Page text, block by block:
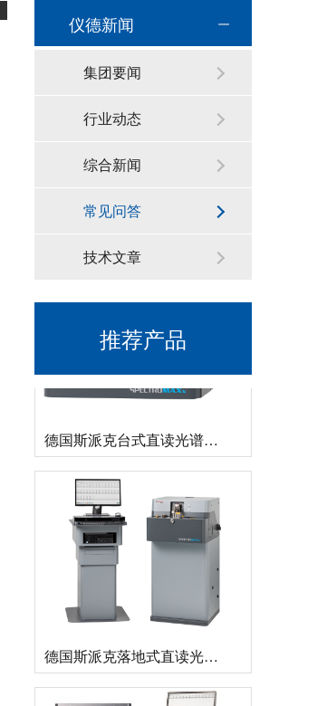
仪德新闻
集团要闻
行业动态
综合新闻
常见问答
技术文章
推荐产品
德国斯派克落地式直读光谱仪SPECTROMAXx 电弧/火花OES金属分析仪